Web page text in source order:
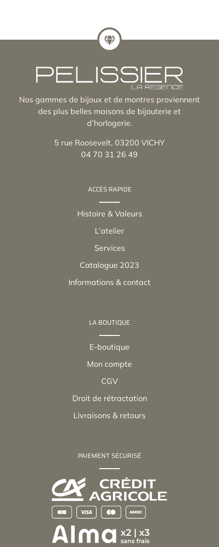
Nos gammes de bijoux et de montres proviennent
des plus belles maisons de bijouterie et
d’horlogerie.
5 rue Roosevelt, 03200 VICHY
04 70 31 26 49
ACCÈS RAPIDE
Histoire & Valeurs
L’atelier
Services
Catalogue 2023
Informations & contact
LA BOUTIQUE
E-boutique
Mon compte
CGV
Droit de rétractation
Livraisons & retours
PAIEMENT SÉCURISÉ